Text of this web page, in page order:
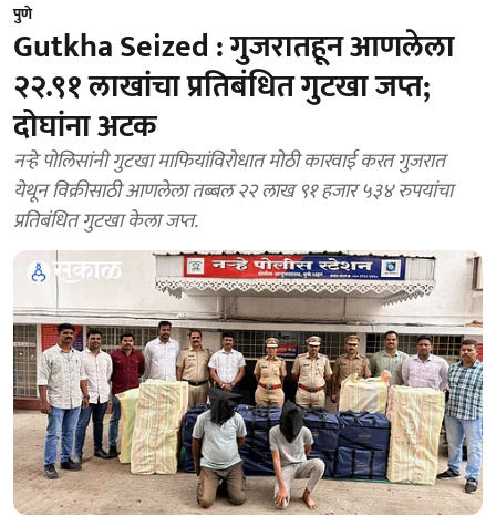
पुणे
Gutkha Seized : गुजरातहून आणलेला
२२.९१ लाखांचा प्रतिबंधित गुटखा जप्त;
दोघांना अटक
नऱ्हे पोलिसांनी गुटखा माफियांविरोधात मोठी कारवाई करत गुजरात
येथून विक्रीसाठी आणलेला तब्बल २२ लाख ९१ हजार ५३४ रुपयांचा
प्रतिबंधित गुटखा केला जप्त.